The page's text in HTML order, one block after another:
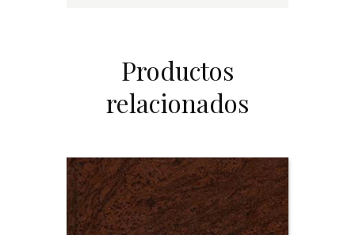
Productos
relacionados